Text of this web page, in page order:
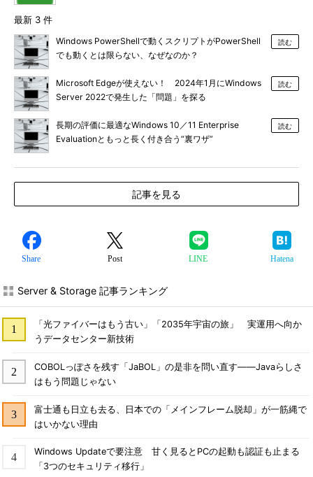
最新 3 件
Windows PowerShellで動くスクリプトがPowerShell
でも動くとは限らない、なぜなのか？
読む
Microsoft Edgeが使えない！ 2024年1月にWindows
Server 2022で発生した「問題」を探る
読む
長期の評価に最適なWindows 10／11 Enterprise
Evaluationともっと長く付き合う“裏ワザ”
読む
記事を見る
Share Post LINE Hatena
Server & Storage 記事ランキング
「光ファイバーはもう古い」「2035年宇宙の旅」 実運用へ向か
うデータセンター新技術
COBOLっぽさを残す「JaBOL」の是非を問い直す――Javaらしさ
はもう問題じゃない
富士通も日立も去る、日本での「メインフレーム脱却」が一筋縄で
はいかない理由
Windows Updateで要注意 甘く見るとPCの起動も認証も止まる
「3つのセキュリティ移行」